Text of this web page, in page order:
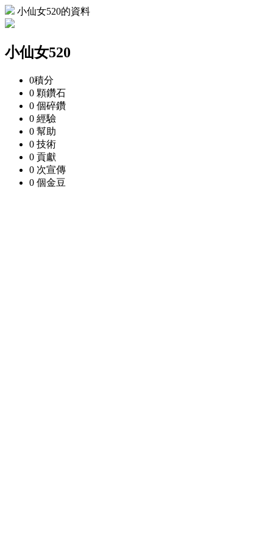
小仙女520的資料
小仙女520
0積分
0 顆鑽石
0 個碎鑽
0 經驗
0 幫助
0 技術
0 貢獻
0 次宣傳
0 個金豆